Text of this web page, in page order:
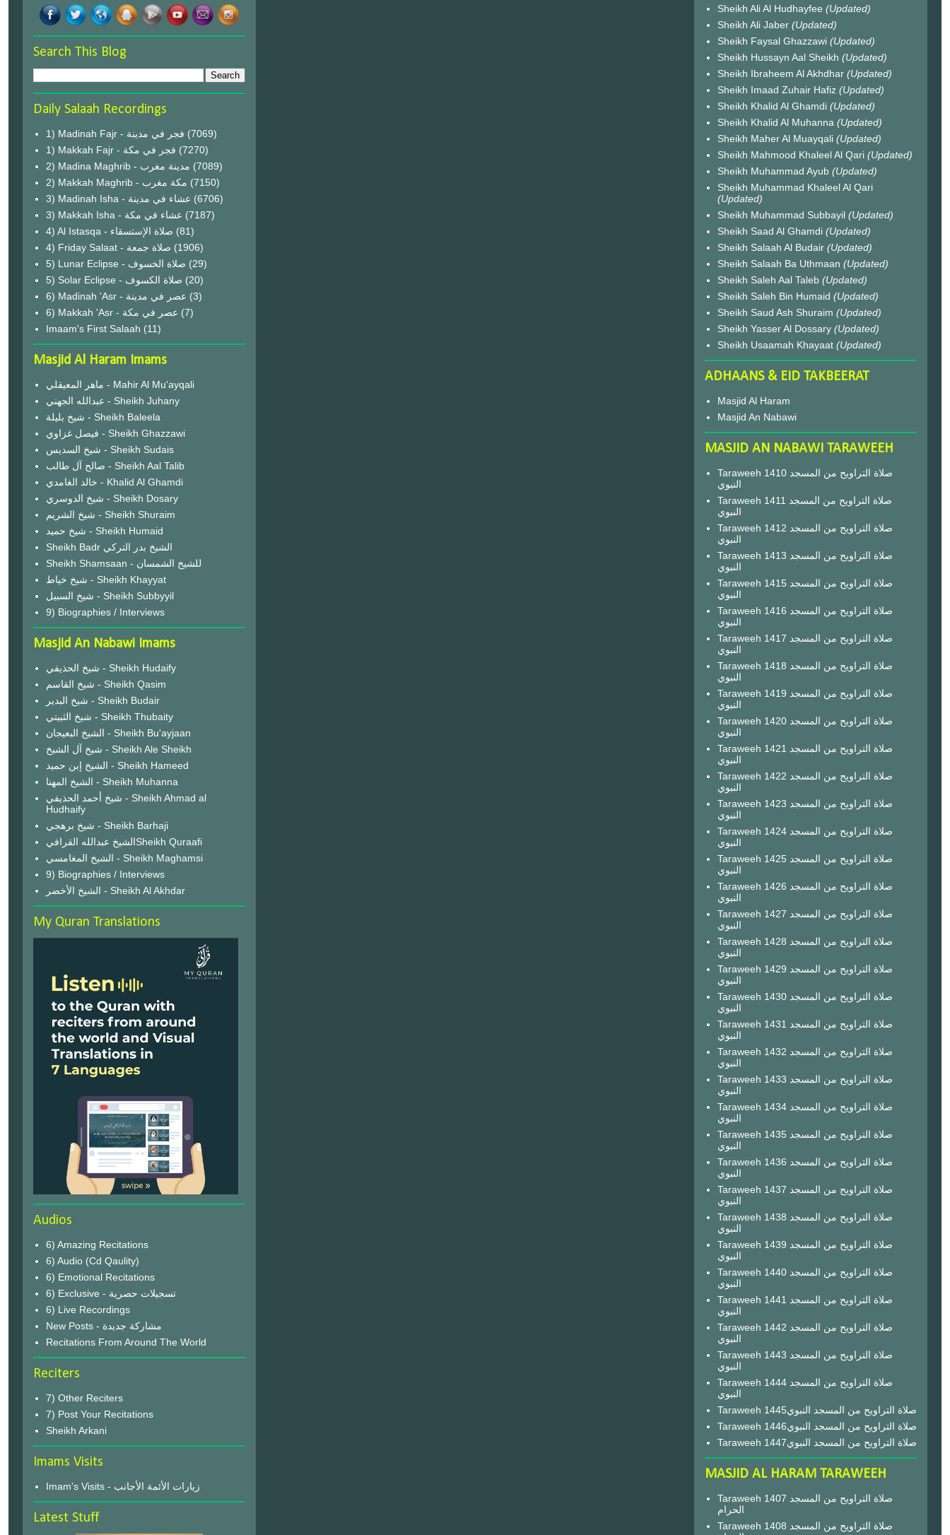
Search This Blog
Daily Salaah Recordings
1) Madinah Fajr - فجر في مدينة (7069)
1) Makkah Fajr - فجر في مكة (7270)
2) Madina Maghrib - مدينة مغرب (7089)
2) Makkah Maghrib - مكة مغرب (7150)
3) Madinah Isha - عشاء في مدينة (6706)
3) Makkah Isha - عشاء في مكة (7187)
4) Al Istasqa - صلاة الإستسقاء (81)
4) Friday Salaat - صلاة جمعة (1906)
5) Lunar Eclipse - صلاة الخسوف (29)
(20)
6) Madinah 'Asr - عصر في مدينة (3)
6) Makkah 'Asr - عصر في مكة (7)
Imaam's First Salaah (11)
Masjid Al Haram Imams
ماهر المعيقلي - Mahir Al Mu'ayqali
عبدالله الجهني - Sheikh Juhany
شيخ بليلة - Sheikh Baleela
فيصل غزاوي - Sheikh Ghazzawi
شيخ السديس - Sheikh Sudais
صالح آل طالب - Sheikh Aal Talib
خالد الغامدي - Khalid Al Ghamdi
شيخ الدوسري - Sheikh Dosary
شيخ الشريم - Sheikh Shuraim
شيخ حميد - Sheikh Humaid
Sheikh Badr الشيخ بدر التركي
Sheikh Shamsaan - للشيخ الشمسان
شيخ خياط - Sheikh Khayyat
شيخ السبيل - Sheikh Subbyyil
9) Biographies / Interviews
Masjid An Nabawi Imams
شيخ الحذيفي - Sheikh Hudaify
شيخ القاسم - Sheikh Qasim
شيخ البدير - Sheikh Budair
شيخ الثبيتي - Sheikh Thubaity
الشيخ البعيجان - Sheikh Bu'ayjaan
شيخ آل الشيخ - Sheikh Ale Sheikh
الشيخ إبن حميد - Sheikh Hameed
الشيخ المهنا - Sheikh Muhanna
شيخ أحمد الحذيفي - Sheikh Ahmad al
Hudhaify
شيخ برهجي - Sheikh Barhaji
الشيخ عبدالله القرافيSheikh Quraafi
الشيخ المغامسي - Sheikh Maghamsi
9) Biographies / Interviews
الشيخ الأخضر - Sheikh Al Akhdar
My Quran Translations
Audios
6) Amazing Recitations
6) Audio (Cd Qaulity)
6) Emotional Recitations
6) Exclusive - تسجيلات حصرية
6) Live Recordings
New Posts - مشاركة جديدة
Recitations From Around The World
Reciters
7) Other Reciters
7) Post Your Recitations
Sheikh Arkani
Imams Visits
Imam's Visits - زيارات الأئمة الأجانب
Latest Stuff
Sheikh Ali Al Hudhayfee (Updated)
Sheikh Ali Jaber (Updated)
Sheikh Faysal Ghazzawi (Updated)
Sheikh Hussayn Aal Sheikh (Updated)
Sheikh Ibraheem Al Akhdhar (Updated)
Sheikh Imaad Zuhair Hafiz (Updated)
Sheikh Khalid Al Ghamdi (Updated)
Sheikh Khalid Al Muhanna (Updated)
Sheikh Maher Al Muayqali (Updated)
Sheikh Mahmood Khaleel Al Qari (Updated)
Sheikh Muhammad Ayub (Updated)
Sheikh Muhammad Khaleel Al Qari
(Updated)
Sheikh Muhammad Subbayil (Updated)
Sheikh Saad Al Ghamdi (Updated)
Sheikh Salaah Al Budair (Updated)
Sheikh Salaah Ba Uthmaan (Updated)
Sheikh Saleh Aal Taleb (Updated)
Sheikh Saleh Bin Humaid (Updated)
Sheikh Saud Ash Shuraim (Updated)
Sheikh Yasser Al Dossary (Updated)
Sheikh Usaamah Khayaat (Updated)
ADHAANS & EID TAKBEERAT
Masjid Al Haram
Masjid An Nabawi
MASJID AN NABAWI TARAWEEH
Taraweeh 1410 صلاة التراويح من المسجد
النبوي
Taraweeh 1411 صلاة التراويح من المسجد
النبوي
Taraweeh 1412 صلاة التراويح من المسجد
النبوي
Taraweeh 1413 صلاة التراويح من المسجد
النبوي
Taraweeh 1415 صلاة التراويح من المسجد
النبوي
Taraweeh 1416 صلاة التراويح من المسجد
النبوي
Taraweeh 1417 صلاة التراويح من المسجد
النبوي
Taraweeh 1418 صلاة التراويح من المسجد
النبوي
Taraweeh 1419 صلاة التراويح من المسجد
النبوي
Taraweeh 1420 صلاة التراويح من المسجد
النبوي
Taraweeh 1421 صلاة التراويح من المسجد
النبوي
Taraweeh 1422 صلاة التراويح من المسجد
النبوي
Taraweeh 1423 صلاة التراويح من المسجد
النبوي
Taraweeh 1424 صلاة التراويح من المسجد
النبوي
Taraweeh 1425 صلاة التراويح من المسجد
النبوي
Taraweeh 1426 صلاة التراويح من المسجد
النبوي
Taraweeh 1427 صلاة التراويح من المسجد
النبوي
Taraweeh 1428 صلاة التراويح من المسجد
النبوي
Taraweeh 1429 صلاة التراويح من المسجد
النبوي
Taraweeh 1430 صلاة التراويح من المسجد
النبوي
Taraweeh 1431 صلاة التراويح من المسجد
النبوي
Taraweeh 1432 صلاة التراويح من المسجد
النبوي
Taraweeh 1433 صلاة التراويح من المسجد
النبوي
Taraweeh 1434 صلاة التراويح من المسجد
النبوي
Taraweeh 1435 صلاة التراويح من المسجد
النبوي
Taraweeh 1436 صلاة التراويح من المسجد
النبوي
Taraweeh 1437 صلاة التراويح من المسجد
النبوي
Taraweeh 1438 صلاة التراويح من المسجد
النبوي
Taraweeh 1439 صلاة التراويح من المسجد
النبوي
Taraweeh 1440 صلاة التراويح من المسجد
النبوي
Taraweeh 1441 صلاة التراويح من المسجد
النبوي
Taraweeh 1442 صلاة التراويح من المسجد
النبوي
Taraweeh 1443 صلاة التراويح من المسجد
النبوي
Taraweeh 1444 صلاة التراويح من المسجد
النبوي
Taraweeh 1445صلاة التراويح من المسجد النبوي
Taraweeh 1446صلاة التراويح من المسجد النبوي
Taraweeh 1447صلاة التراويح من المسجد النبوي
MASJID AL HARAM TARAWEEH
Taraweeh 1407 صلاة التراويح من المسجد
الحرام
Taraweeh 1408 صلاة التراويح من المسجد